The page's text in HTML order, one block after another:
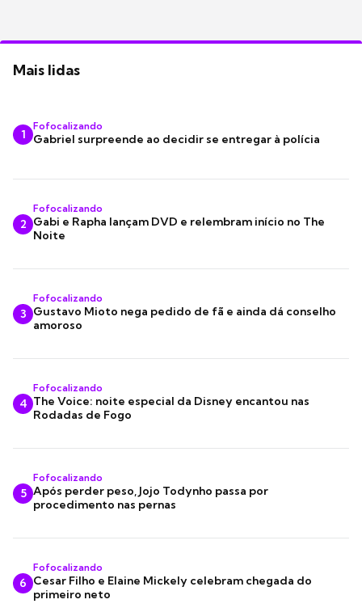
Mais lidas
1
Fofocalizando
Gabriel surpreende ao decidir se entregar à polícia
2
Fofocalizando
Gabi e Rapha lançam DVD e relembram início no The
Noite
3
Fofocalizando
Gustavo Mioto nega pedido de fã e ainda dá conselho
amoroso
4
Fofocalizando
The Voice: noite especial da Disney encantou nas
Rodadas de Fogo
5
Fofocalizando
Após perder peso, Jojo Todynho passa por
procedimento nas pernas
6
Fofocalizando
Cesar Filho e Elaine Mickely celebram chegada do
primeiro neto